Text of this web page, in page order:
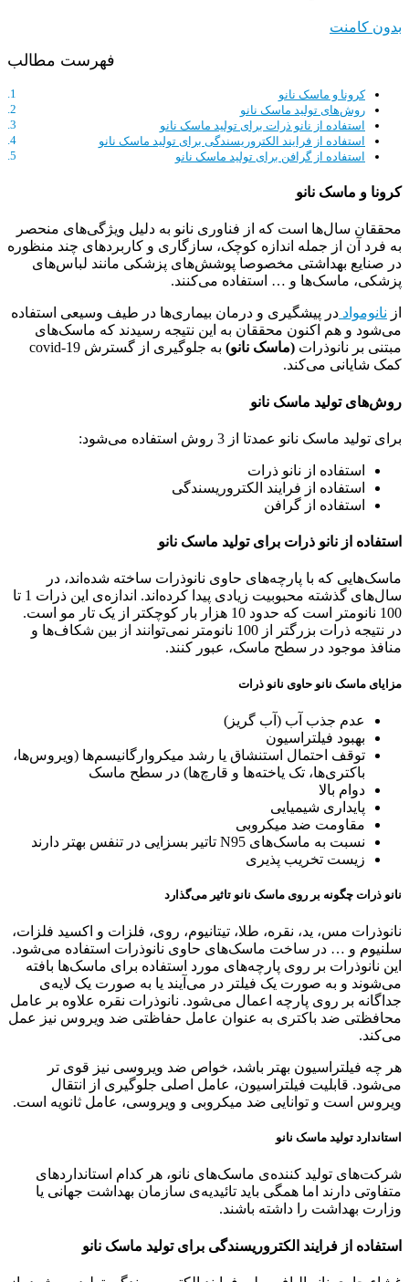
بدون کامنت
فهرست مطالب
کرونا و ماسک نانو
روش‌های تولید ماسک نانو
استفاده از نانو ذرات برای تولید ماسک نانو
استفاده از فرایند الکتروریسندگی برای تولید ماسک نانو
استفاده از گرافن برای تولید ماسک نانو
کرونا و ماسک نانو
محققان سال‌ها است که از فناوری نانو به دلیل ویژگی‌های منحصر
به فرد آن از جمله اندازه کوچک، سازگاری و کاربردهای چند منظوره
در صنایع بهداشتی مخصوصا پوشش‌های پزشکی مانند لباس‌های
پزشکی، ماسک‌ها و … استفاده می‌کنند.
از نانومواد در پیشگیری و درمان بیماری‌ها در طیف وسیعی استفاده
می‌شود و هم اکنون محققان به این نتیجه رسیدند که ماسک‌های
مبتنی بر نانوذرات (ماسک نانو)
به جلوگیری از گسترش covid-19
کمک شایانی می‌کند.
روش‌های تولید ماسک نانو
برای تولید ماسک نانو عمدتا از 3 روش استفاده می‌شود:
استفاده از نانو ذرات
استفاده از فرایند الکتروریسندگی
استفاده از گرافن
استفاده از نانو ذرات برای تولید ماسک نانو
ماسک‌هایی که با پارچه‌های حاوی نانوذرات ساخته شده‌اند، در
سال‌های گذشته محبوبیت زیادی پیدا کرده‌اند. اندازه‌ی این ذرات 1 تا
100 نانومتر است که حدود 10 هزار بار کوچکتر از یک تار مو است.
در نتیجه ذرات بزرگتر از 100 نانومتر نمی‌توانند از بین شکاف‌ها و
منافذ موجود در سطح ماسک، عبور کنند.
مزایای ماسک نانو حاوی نانو ذرات
عدم جذب آب (آب گریز)
بهبود فیلتراسیون
توقف احتمال استنشاق یا رشد میکروارگانیسم‌ها (ویروس‌ها،
باکتری‌ها، تک یاخته‌ها و قارچ‌ها) در سطح ماسک
دوام بالا
پایداری شیمیایی
مقاومت ضد میکروبی
نسبت به ماسک‌های N95 تاتیر بسزایی در تنفس بهتر دارند
زیست تخریب پذیری
نانو ذرات چگونه بر روی ماسک نانو تاثیر می‌گذارد
نانوذرات مس، ید، نقره، طلا، تیتانیوم، روی، فلزات و اکسید فلزات،
سلنیوم و … در ساخت ماسک‌های حاوی نانوذرات استفاده می‌شود.
این نانوذرات بر روی پارچه‌های مورد استفاده برای ماسک‌ها بافته
می‌شوند و به صورت یک فیلتر در می‌آیند یا به صورت یک لایه‌ی
جداگانه بر روی پارچه اعمال می‌شود. نانوذرات نقره علاوه بر عامل
محافظتی ضد باکتری به عنوان عامل حفاظتی ضد ویروس نیز عمل
می‌کند.
هر چه فیلتراسیون بهتر باشد، خواص ضد ویروسی نیز قوی تر
می‌شود. قابلیت فیلتراسیون، عامل اصلی جلوگیری از انتقال
ویروس است و توانایی ضد میکروبی و ویروسی، عامل ثانویه است.
استاندارد تولید ماسک نانو
شرکت‌های تولید کننده‌ی ماسک‌های نانو، هر کدام استانداردهای
متفاوتی دارند اما همگی باید تائیدیه‌ی سازمان بهداشت جهانی یا
وزارت بهداشت را داشته باشند.
استفاده از فرایند الکتروریسندگی برای تولید ماسک نانو